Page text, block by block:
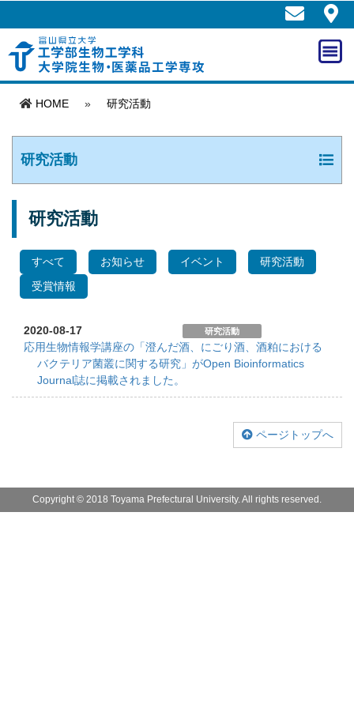
HOME » 研究活動
研究活動
研究活動
すべて お知らせ イベント
研究活動
受賞情報
2020-08-17 研究活動
応用生物情報学講座の「澄んだ酒、にごり酒、酒粕における
バクテリア菌叢に関する研究」がOpen Bioinformatics
Journal誌に掲載されました。
ページトップへ
Copyright © 2018 Toyama Prefectural University. All rights reserved.